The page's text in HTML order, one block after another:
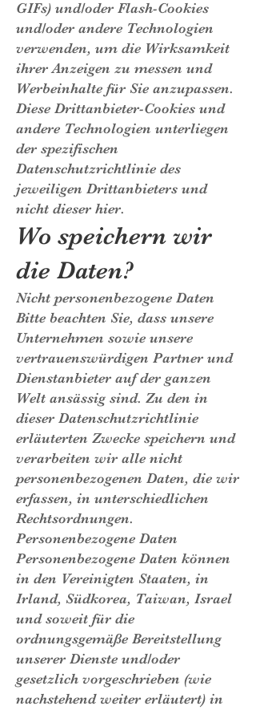
GIFs) und/oder Flash-Cookies
und/oder andere Technologien
verwenden, um die Wirksamkeit
ihrer Anzeigen zu messen und
Werbeinhalte für Sie anzupassen.
Diese Drittanbieter-Cookies und
andere Technologien unterliegen
der spezifischen
Datenschutzrichtlinie des
jeweiligen Drittanbieters und
nicht dieser hier.
Wo speichern wir
die Daten?
Nicht personenbezogene Daten
Bitte beachten Sie, dass unsere
Unternehmen sowie unsere
vertrauenswürdigen Partner und
Dienstanbieter auf der ganzen
Welt ansässig sind. Zu den in
dieser Datenschutzrichtlinie
erläuterten Zwecke speichern und
verarbeiten wir alle nicht
personenbezogenen Daten, die wir
erfassen, in unterschiedlichen
Rechtsordnungen.
Personenbezogene Daten
Personenbezogene Daten können
in den Vereinigten Staaten, in
Irland, Südkorea, Taiwan, Israel
und soweit für die
ordnungsgemäße Bereitstellung
unserer Dienste und/oder
gesetzlich vorgeschrieben (wie
nachstehend weiter erläutert) in